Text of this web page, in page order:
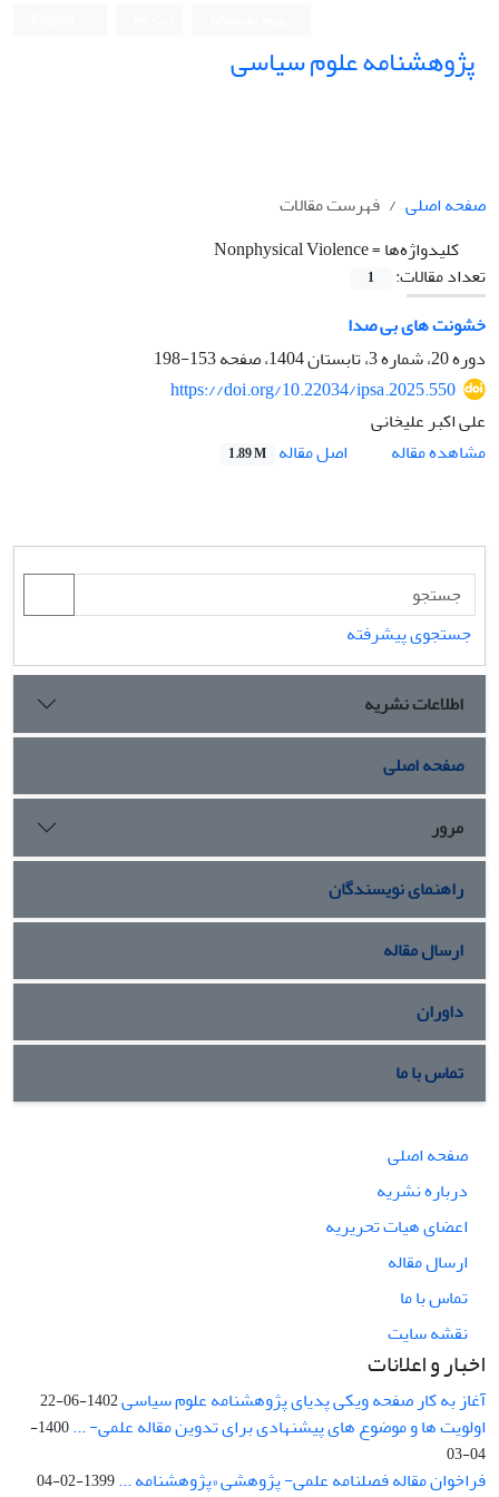
پژوهشنامه علوم سیاسی
صفحه اصلی
فهرست مقالات
کلیدواژه‌ها =Nonphysical Violence
تعداد مقالات:
1
خشونت های بی صدا
دوره 20، شماره 3، تابستان 1404، صفحه
153-198
https://doi.org/10.22034/ipsa.2025.550
علی اکبر علیخانی
مشاهده مقاله
اصل مقاله 1.89 M
جستجوی پیشرفته
اطلاعات نشریه
صفحه اصلی
مرور
راهنمای نویسندگان
ارسال مقاله
داوران
تماس با ما
صفحه اصلی
درباره نشریه
اعضای هیات تحریریه
ارسال مقاله
تماس با ما
نقشه سایت
اخبار و اعلانات
آغاز به کار صفحه ویکی پدیای پژوهشنامه علوم سیاسی1402-06-22
اولویت ها و موضوع های پیشنهادی برای تدوین مقاله علمی- ...
1400-
04-03
فراخوان مقاله فصلنامه علمی- پژوهشی «پژوهشنامه ...1399-02-04